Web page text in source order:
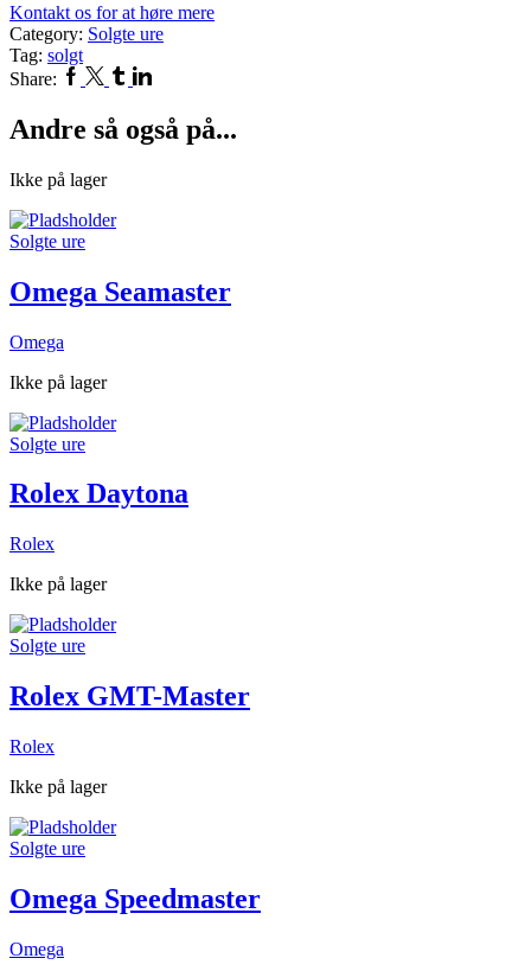
Kontakt os for at høre mere
Category: Solgte ure
Tag: solgt
Share: Facebook
Twitter
TumblrLinkedin
Andre så også på...
Ikke på lager
Solgte ure
Omega Seamaster
Omega
Ikke på lager
Solgte ure
Rolex Daytona
Rolex
Ikke på lager
Solgte ure
Rolex GMT-Master
Rolex
Ikke på lager
Solgte ure
Omega Speedmaster
Omega